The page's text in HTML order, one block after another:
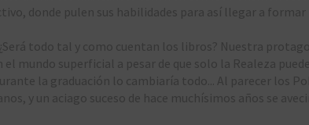
donde pulen sus habilidades para así llegar a formar
¿Será todo tal y como cuentan los libros? Nuestra
mundo superficial a pesar de que solo la Realeza
la graduación lo cambiaría todo... Al parecer los
y un aciago suceso de hace muchísimos años se